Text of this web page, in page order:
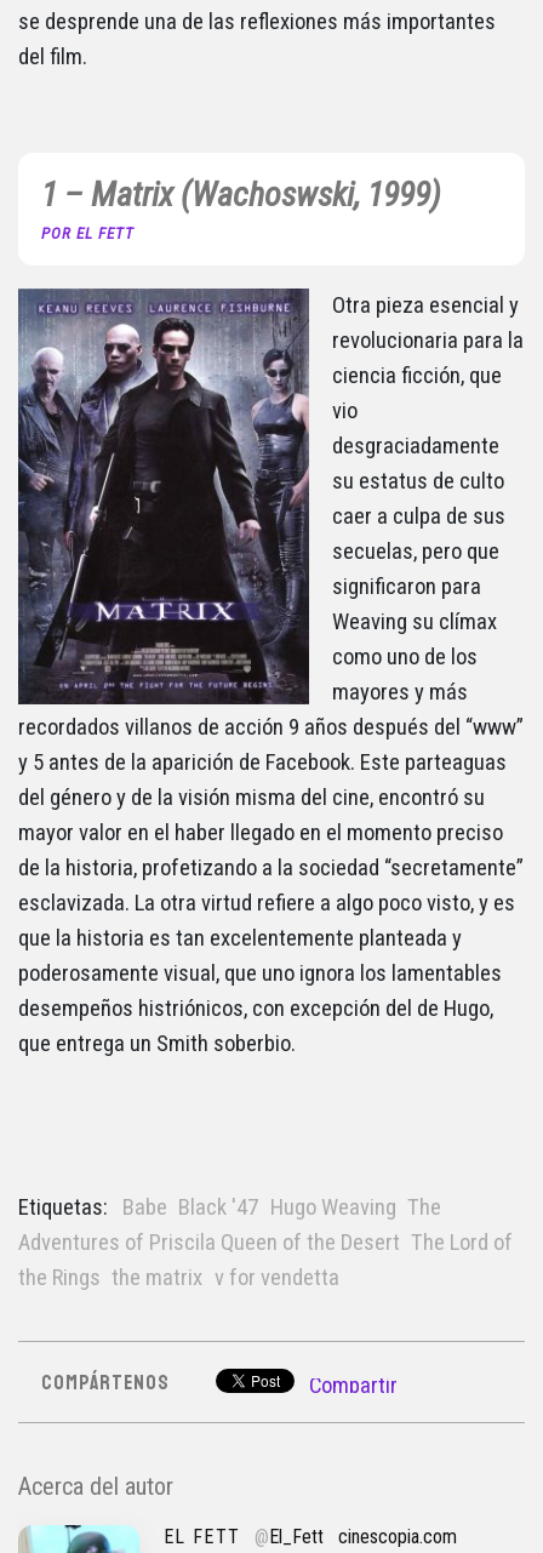
se desprende una de las reflexiones más importantes
del film.
1 – Matrix (Wachoswski, 1999)
POR EL FETT
Otra pieza esencial y
revolucionaria para la
ciencia ficción, que
vio
desgraciadamente
su estatus de culto
caer a culpa de sus
secuelas, pero que
significaron para
Weaving su clímax
como uno de los
mayores y más
recordados villanos de acción 9 años después del “www”
y 5 antes de la aparición de Facebook. Este parteaguas
del género y de la visión misma del cine, encontró su
mayor valor en el haber llegado en el momento preciso
de la historia, profetizando a la sociedad “secretamente”
esclavizada. La otra virtud refiere a algo poco visto, y es
que la historia es tan excelentemente planteada y
poderosamente visual, que uno ignora los lamentables
desempeños histriónicos, con excepción del de Hugo,
que entrega un Smith soberbio.
Etiquetas: Babe Black '47 Hugo Weaving The
Adventures of Priscila Queen of the Desert The Lord of
the Rings the matrix v for vendetta
COMPÁRTENOS Compartir
Acerca del autor
EL FETT @El_Fett cinescopia.com